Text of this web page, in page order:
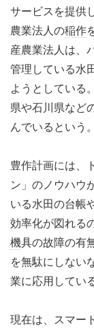
サービスを提供
農業法人の稲作
産農業法人は、
管理している水
ようとしている
県や石川県など
んでいるという。
豊作計画には、
ン」のノウハウ
いる水田の台帳
効率化が図れる
機具の故障の有
を無駄にしない
業に応用している
現在は、スマー